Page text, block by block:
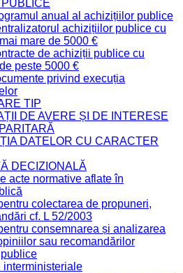
anual al achizițiilor publice
achizițiilor publice cu
mare de 5000 €
de achiziții publice cu
peste 5000 €
privind execuția
TIP
DE AVERE ȘI DE INTERESE
DATELOR CU CARACTER
DECIZIONALĂ
acte normative aflate în
colectarea de propuneri,
cf. L 52/2003
consemnarea și analizarea
sau recomandărilor
interministeriale